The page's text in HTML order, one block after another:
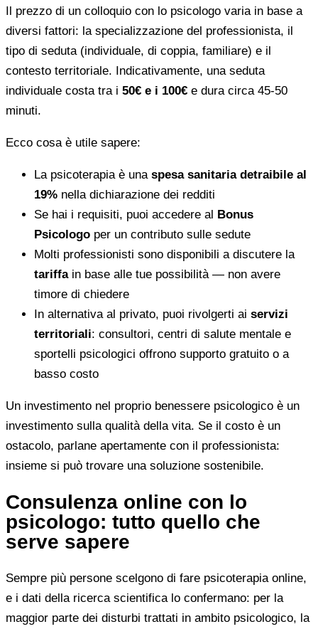
Il prezzo di un colloquio con lo psicologo varia in base a
diversi fattori: la specializzazione del professionista, il
tipo di seduta (individuale, di coppia, familiare) e il
contesto territoriale. Indicativamente, una seduta
individuale costa tra i 50€ e i 100€ e dura circa 45-50
minuti.
Ecco cosa è utile sapere:
La psicoterapia è una spesa sanitaria detraibile al
19% nella dichiarazione dei redditi
Se hai i requisiti, puoi accedere al Bonus
Psicologo per un contributo sulle sedute
Molti professionisti sono disponibili a discutere la
tariffain base alle tue possibilità — non avere
timore di chiedere
In alternativa al privato, puoi rivolgerti ai servizi
territoriali: consultori, centri di salute mentale e
sportelli psicologici offrono supporto gratuito o a
basso costo
Un investimento nel proprio benessere psicologico è un
investimento sulla qualità della vita. Se il costo è un
ostacolo, parlane apertamente con il professionista:
insieme si può trovare una soluzione sostenibile.
Consulenza online con lo
psicologo: tutto quello che
serve sapere
Sempre più persone scelgono di fare psicoterapia online,
e i dati della ricerca scientifica lo confermano: per la
maggior parte dei disturbi trattati in ambito psicologico, la